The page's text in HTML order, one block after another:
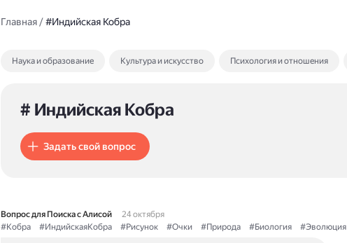
Главная/#Индийская Кобра
Наука и образование Культура и искусство Психология и отношения
# Индийская Кобра
Задать свой вопрос
Вопрос для Поиска с Алисой
24 октября
#Кобра
#ИндийскаяКобра #Рисунок #Очки #Природа #Биология #Эволюция